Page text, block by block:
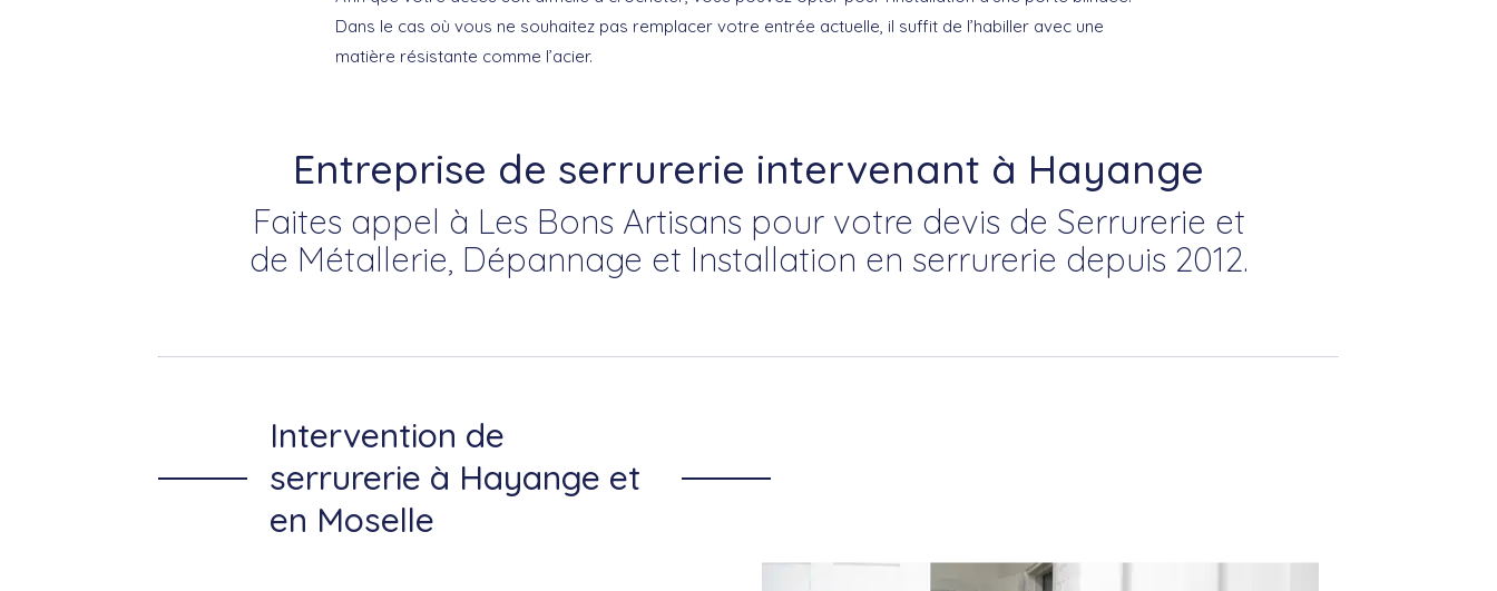
Dans le cas où vous ne souhaitez pas remplacer votre entrée actuelle, il suffit de l’habiller avec une
matière résistante comme l’acier.
Entreprise de serrurerie intervenant à Hayange
Faites appel à Les Bons Artisans pour votre devis de Serrurerie et
de Métallerie, Dépannage et Installation en serrurerie depuis 2012.
Intervention de
serrurerie à Hayange et
en Moselle